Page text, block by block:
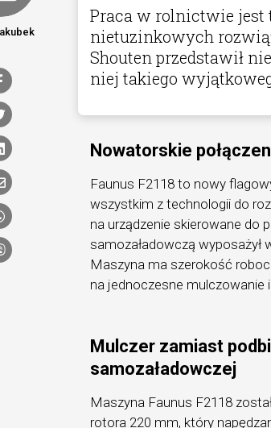
Praca w rolnictwie
nietuzinkowych
Shouten przedstawił
niej takiego
Nowatorskie
Faunus F2118 to nowy
wszystkim z technologii do
na urządzenie skierowane do
samozaładowczą wyposażył
Maszyna ma szerokość
na jednoczesne mulczowanie
Mulczer zamiast
samozaładowczej
Maszyna Faunus F2118
rotora 220 mm, który